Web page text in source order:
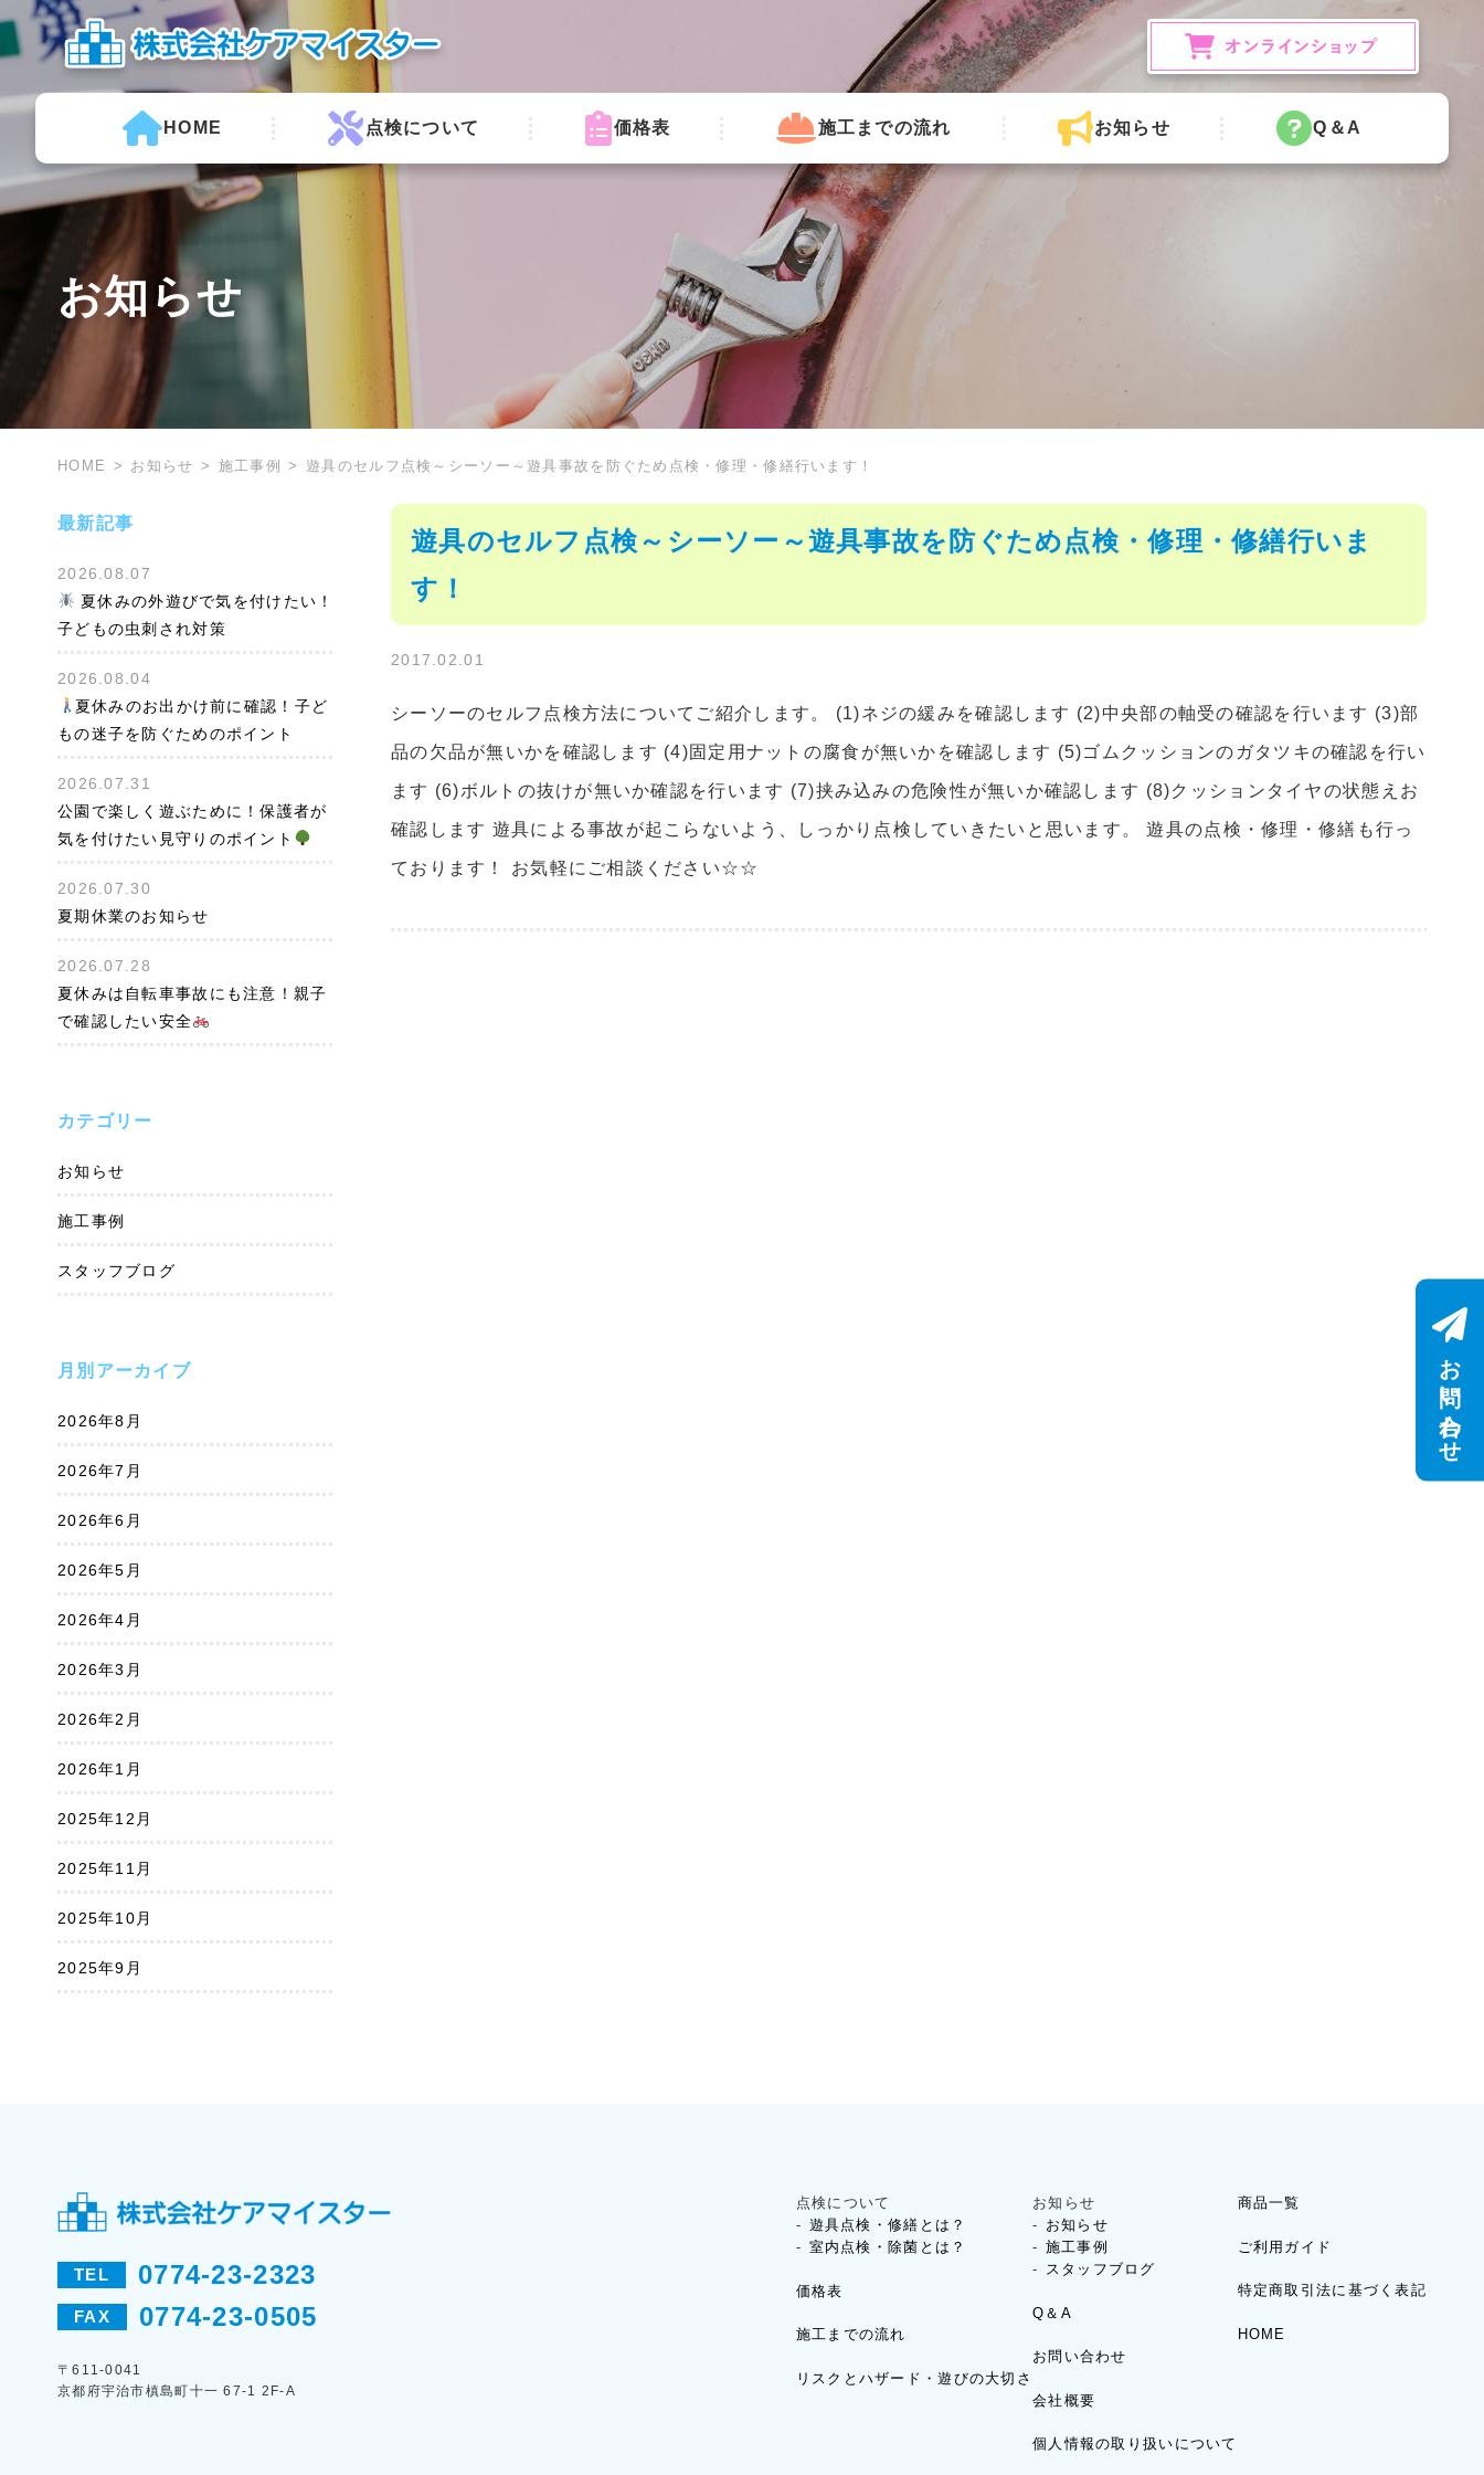
HOME 点検について 価格表 施工までの流れ お知らせ Q＆A
お知らせ
HOME お知らせ 施工事例 遊具のセルフ点検～シーソー～遊具事故を防ぐため点検・修理・修繕行います！
最新記事
2026.08.07
夏休みの外遊びで気を付けたい！
子どもの虫刺され対策
2026.08.04
夏休みのお出かけ前に確認！子ど
もの迷子を防ぐためのポイント
2026.07.31
公園で楽しく遊ぶために！保護者が
気を付けたい見守りのポイント
2026.07.30
夏期休業のお知らせ
2026.07.28
夏休みは自転車事故にも注意！親子
で確認したい安全
カテゴリー
お知らせ
施工事例
スタッフブログ
月別アーカイブ
2026年8月
2026年7月
2026年6月
2026年5月
2026年4月
2026年3月
2026年2月
2026年1月
2025年12月
2025年11月
2025年10月
2025年9月
遊具のセルフ点検～シーソー～遊具事故を防ぐため点検・修理・修繕行いま
す！
2017.02.01
シーソーのセルフ点検方法についてご紹介します。 (1)ネジの緩みを確認します (2)中央部の軸受の確認を行います (3)部
品の欠品が無いかを確認します (4)固定用ナットの腐食が無いかを確認します (5)ゴムクッションのガタツキの確認を行い
ます (6)ボルトの抜けが無いか確認を行います (7)挟み込みの危険性が無いか確認します (8)クッションタイヤの状態えお
確認します 遊具による事故が起こらないよう、しっかり点検していきたいと思います。 遊具の点検・修理・修繕も行っ
ております！ お気軽にご相談ください☆☆
TEL 0774-23-2323
FAX 0774-23-0505
〒611-0041
京都府宇治市槙島町十一 67-1 2F-A
点検について
遊具点検・修繕とは？
室内点検・除菌とは？
価格表
施工までの流れ
リスクとハザード・遊びの大切さ
お知らせ
お知らせ
施工事例
スタッフブログ
Q＆A
お問い合わせ
会社概要
個人情報の取り扱いについて
商品一覧
ご利用ガイド
特定商取引法に基づく表記
HOME
お問い合わせ